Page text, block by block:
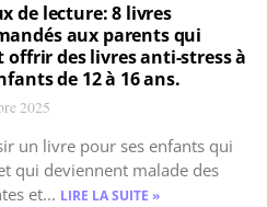
de lecture: 8 livres
aux parents qui
offrir des livres anti-stress à
de 12 à 16 ans.
2025
un livre pour ses enfants qui
qui deviennent malade des
et... LIRE LA SUITE »